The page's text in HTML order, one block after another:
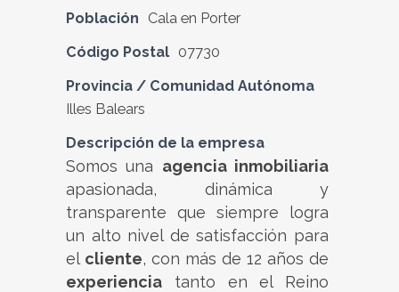
Población
Cala en Porter
Código Postal 07730
Provincia / Comunidad Autónoma
Illes Balears
Descripción de la empresa
Somos una agencia inmobiliaria
apasionada, dinámica y
transparente que siempre logra
un alto nivel de satisfacción para
el cliente, con más de 12 años de
experiencia tanto en el Reino